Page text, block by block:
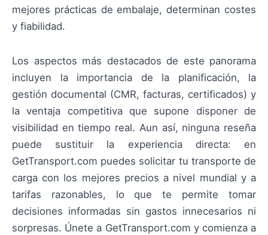
mejores prácticas de embalaje, determinan costes
y fiabilidad.
Los aspectos más destacados de este panorama
incluyen la importancia de la planificación, la
gestión documental (CMR, facturas, certificados) y
la ventaja competitiva que supone disponer de
visibilidad en tiempo real. Aun así, ninguna reseña
puede sustituir la experiencia directa: en
GetTransport.com puedes solicitar tu transporte de
carga con los mejores precios a nivel mundial y a
tarifas razonables, lo que te permite tomar
decisiones informadas sin gastos innecesarios ni
sorpresas. Únete a GetTransport.com y comienza a